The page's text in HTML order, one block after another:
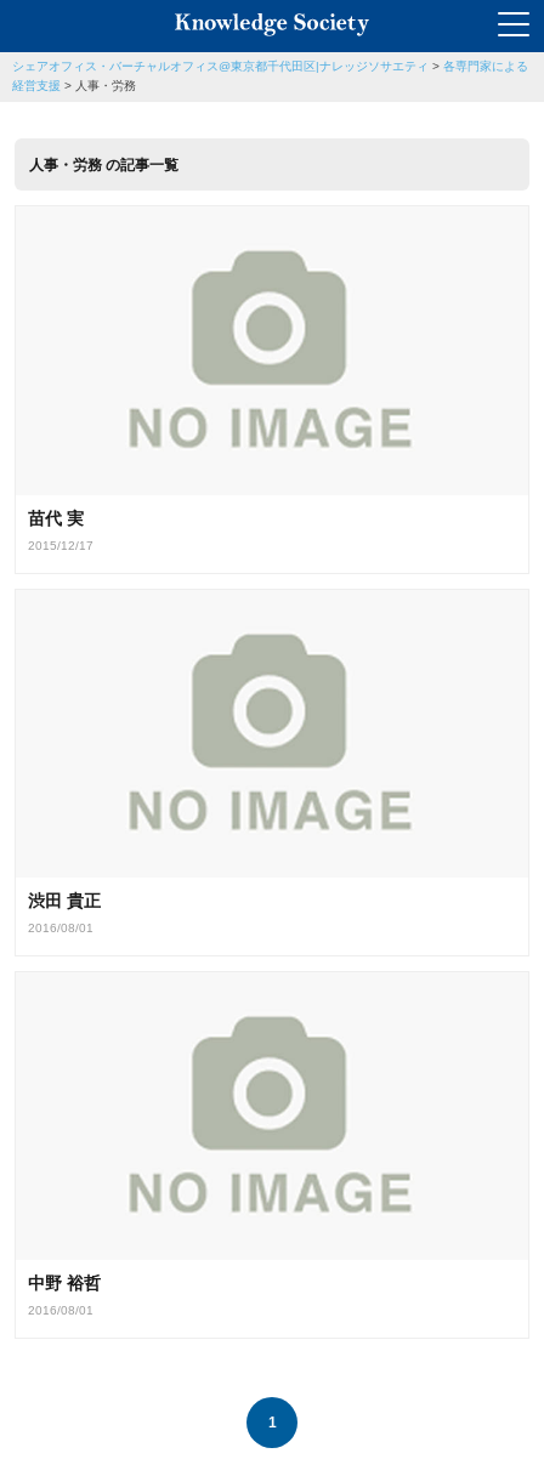
シェアオフィス・バーチャルオフィス@東京都千代田区|ナレッジソサエティ > 各専門家による
経営支援 > 人事・労務
人事・労務 の記事一覧
苗代 実
2015/12/17
渋田 貴正
2016/08/01
中野 裕哲
2016/08/01
1